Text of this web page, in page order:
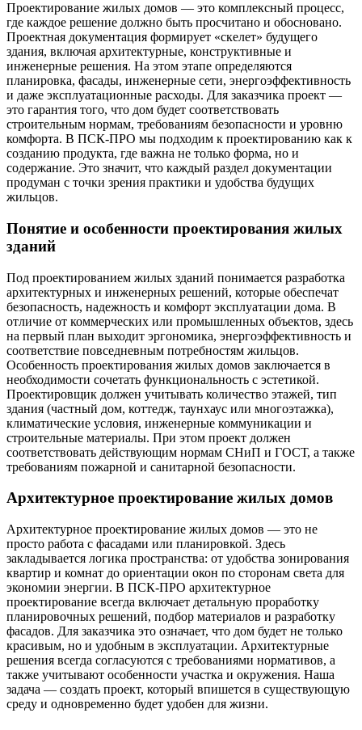
Проектирование жилых домов — это комплексный процесс,
где каждое решение должно быть просчитано и обосновано.
Проектная документация формирует «скелет» будущего
здания, включая архитектурные, конструктивные и
инженерные решения. На этом этапе определяются
планировка, фасады, инженерные сети, энергоэффективность
и даже эксплуатационные расходы. Для заказчика проект —
это гарантия того, что дом будет соответствовать
строительным нормам, требованиям безопасности и уровню
комфорта. В ПСК-ПРО мы подходим к проектированию как к
созданию продукта, где важна не только форма, но и
содержание. Это значит, что каждый раздел документации
продуман с точки зрения практики и удобства будущих
жильцов.
Понятие и особенности проектирования жилых
зданий
Под проектированием жилых зданий понимается разработка
архитектурных и инженерных решений, которые обеспечат
безопасность, надежность и комфорт эксплуатации дома. В
отличие от коммерческих или промышленных объектов, здесь
на первый план выходит эргономика, энергоэффективность и
соответствие повседневным потребностям жильцов.
Особенность проектирования жилых домов заключается в
необходимости сочетать функциональность с эстетикой.
Проектировщик должен учитывать количество этажей, тип
здания (частный дом, коттедж, таунхаус или многоэтажка),
климатические условия, инженерные коммуникации и
строительные материалы. При этом проект должен
соответствовать действующим нормам СНиП и ГОСТ, а также
требованиям пожарной и санитарной безопасности.
Архитектурное проектирование жилых домов
Архитектурное проектирование жилых домов — это не
просто работа с фасадами или планировкой. Здесь
закладывается логика пространства: от удобства зонирования
квартир и комнат до ориентации окон по сторонам света для
экономии энергии. В ПСК-ПРО архитектурное
проектирование всегда включает детальную проработку
планировочных решений, подбор материалов и разработку
фасадов. Для заказчика это означает, что дом будет не только
красивым, но и удобным в эксплуатации. Архитектурные
решения всегда согласуются с требованиями нормативов, а
также учитывают особенности участка и окружения. Наша
задача — создать проект, который впишется в существующую
среду и одновременно будет удобен для жизни.